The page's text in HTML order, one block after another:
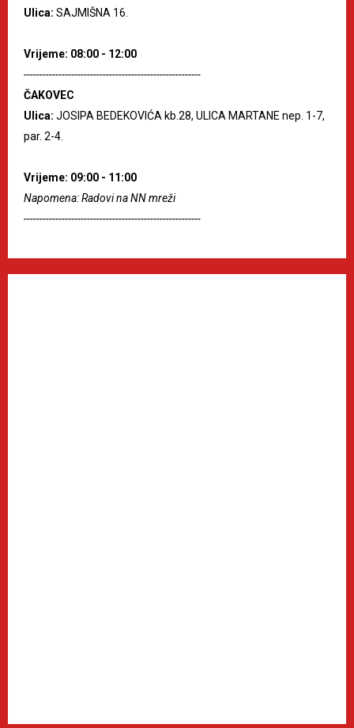
Ulica: SAJMIŠNA 16.
Vrijeme: 08:00 - 12:00
--------------------------------------------------------
ČAKOVEC
Ulica: JOSIPA BEDEKOVIĆA kb.28, ULICA MARTANE nep. 1-7,
par. 2-4.
Vrijeme: 09:00 - 11:00
Napomena: Radovi na NN mreži
--------------------------------------------------------